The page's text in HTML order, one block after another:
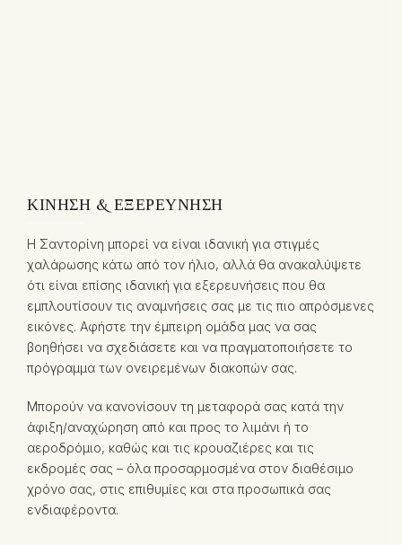
ΚΊΝΗΣΗ & ΕΞΕΡΕΎΝΗΣΗ
Η Σαντορίνη μπορεί να είναι ιδανική για στιγμές
χαλάρωσης κάτω από τον ήλιο, αλλά θα ανακαλύψετε
ότι είναι επίσης ιδανική για εξερευνήσεις που θα
εμπλουτίσουν τις αναμνήσεις σας με τις πιο απρόσμενες
εικόνες. Αφήστε την έμπειρη ομάδα μας να σας
βοηθήσει να σχεδιάσετε και να πραγματοποιήσετε το
πρόγραμμα των ονειρεμένων διακοπών σας.
Μπορούν να κανονίσουν τη μεταφορά σας κατά την
άφιξη/αναχώρηση από και προς το λιμάνι ή το
αεροδρόμιο, καθώς και τις κρουαζιέρες και τις
εκδρομές σας – όλα προσαρμοσμένα στον διαθέσιμο
χρόνο σας, στις επιθυμίες και στα προσωπικά σας
ενδιαφέροντα.